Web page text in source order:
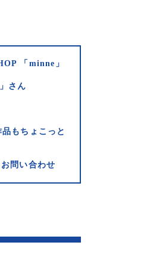
「minne」
さん
もちょこっと
お問い合わせ